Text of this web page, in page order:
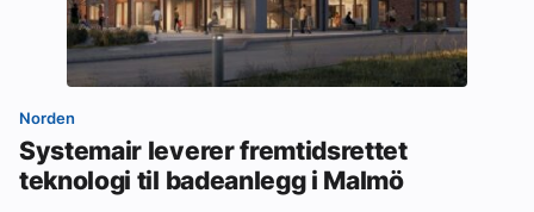
Norden
Systemair leverer fremtidsrettet
teknologi til badeanlegg i Malmö